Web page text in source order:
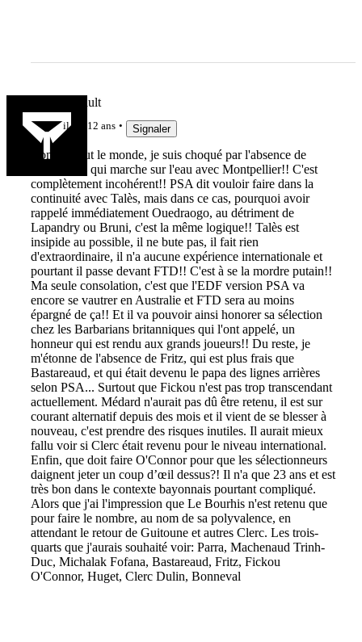
charlesjubault
il y a 12 ans Signaler
Comme tout le monde, je suis choqué par l'absence de
Trinh-Duc, qui marche sur l'eau avec Montpellier!! C'est
complètement incohérent!! PSA dit vouloir faire dans la
continuité avec Talès, mais dans ce cas, pourquoi avoir
rappelé immédiatement Ouedraogo, au détriment de
Lapandry ou Bruni, c'est la même logique!! Talès est
insipide au possible, il ne bute pas, il fait rien
d'extraordinaire, il n'a aucune expérience internationale et
pourtant il passe devant FTD!! C'est à se la mordre putain!!
Ma seule consolation, c'est que l'EDF version PSA va
encore se vautrer en Australie et FTD sera au moins
épargné de ça!! Et il va pouvoir ainsi honorer sa sélection
chez les Barbarians britanniques qui l'ont appelé, un
honneur qui est rendu aux grands joueurs!! Du reste, je
m'étonne de l'absence de Fritz, qui est plus frais que
Bastareaud, et qui était devenu le papa des lignes arrières
selon PSA... Surtout que Fickou n'est pas trop transcendant
actuellement. Médard n'aurait pas dû être retenu, il est sur
courant alternatif depuis des mois et il vient de se blesser à
nouveau, c'est prendre des risques inutiles. Il aurait mieux
fallu voir si Clerc était revenu pour le niveau international.
Enfin, que doit faire O'Connor pour que les sélectionneurs
daignent jeter un coup d’œil dessus?! Il n'a que 23 ans et est
très bon dans le contexte bayonnais pourtant compliqué.
Alors que j'ai l'impression que Le Bourhis n'est retenu que
pour faire le nombre, au nom de sa polyvalence, en
attendant le retour de Guitoune et autres Clerc. Les trois-
quarts que j'aurais souhaité voir: Parra, Machenaud Trinh-
Duc, Michalak Fofana, Bastareaud, Fritz, Fickou
O'Connor, Huget, Clerc Dulin, Bonneval